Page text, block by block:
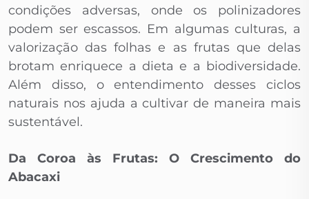
condições adversas, onde os polinizadores
podem ser escassos. Em algumas culturas, a
valorização das folhas e as frutas que delas
brotam enriquece a dieta e a biodiversidade.
Além disso, o entendimento desses ciclos
naturais nos ajuda a cultivar de maneira mais
sustentável.
Da Coroa às Frutas: O Crescimento do
Abacaxi